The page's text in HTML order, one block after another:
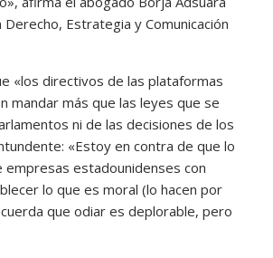
Estrategia y Comunicación
«los directivos de las plataformas
mandar más que las leyes que se
ni de las decisiones de los
«Estoy en contra de que lo
empresas estadounidenses con
lo que es moral (lo hacen por
que odiar es deplorable, pero